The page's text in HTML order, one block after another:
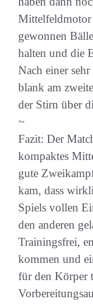
Mittelfeldmotor
gewonnen
halten und die
Nach einer
blank am
der Stirn über
~
Fazit: Der
kompaktes
gute
kam, dass
Spiels vollen
den anderen
Trainingsfrei,
kommen und
für den Körper